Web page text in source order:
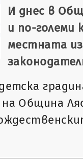
И днес в
и по-големи
местната
Община